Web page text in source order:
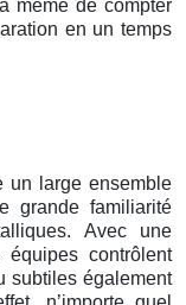
même de compter
en un temps
un large ensemble
grande familiarité
Avec une
contrôlent
subtiles également